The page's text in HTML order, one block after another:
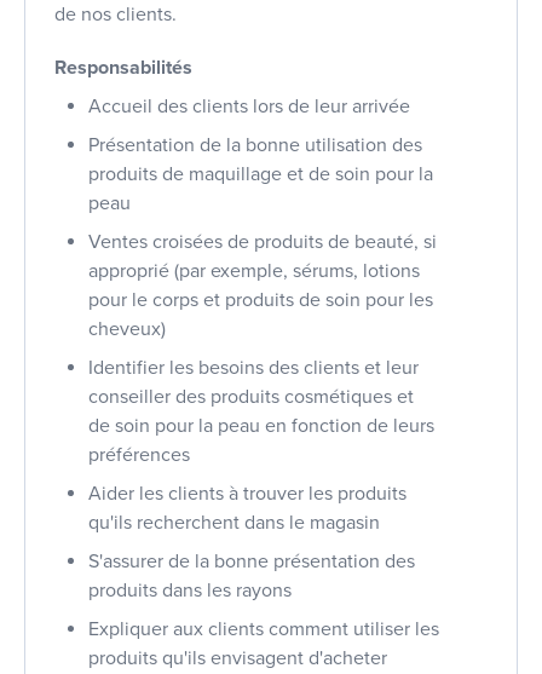
de nos clients.
Responsabilités
Accueil des clients lors de leur arrivée
Présentation de la bonne utilisation des
produits de maquillage et de soin pour la
peau
Ventes croisées de produits de beauté, si
approprié (par exemple, sérums, lotions
pour le corps et produits de soin pour les
cheveux)
Identifier les besoins des clients et leur
conseiller des produits cosmétiques et
de soin pour la peau en fonction de leurs
préférences
Aider les clients à trouver les produits
qu'ils recherchent dans le magasin
S'assurer de la bonne présentation des
produits dans les rayons
Expliquer aux clients comment utiliser les
produits qu'ils envisagent d'acheter